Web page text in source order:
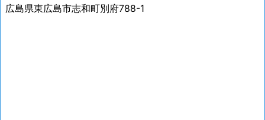
広島県東広島市志和町別府788-1